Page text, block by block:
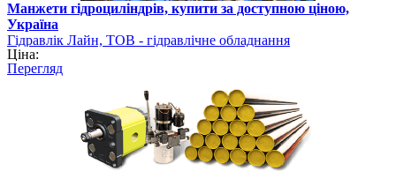
Манжети гідроциліндрів, купити за доступною ціною,
Україна
Гідравлік Лайн, ТОВ - гідравлічне обладнання
Ціна:
Перегляд